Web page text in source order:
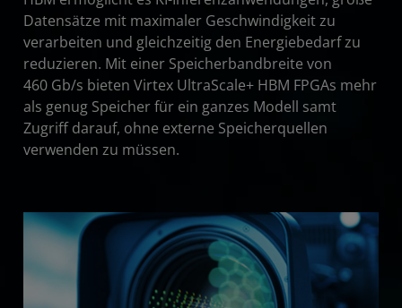
Datensätze mit maximaler Geschwindigkeit zu
verarbeiten und gleichzeitig den Energiebedarf zu
reduzieren. Mit einer Speicherbandbreite von
460 Gb/s bieten Virtex UltraScale+ HBM FPGAs mehr
als genug Speicher für ein ganzes Modell samt
Zugriff darauf, ohne externe Speicherquellen
verwenden zu müssen.